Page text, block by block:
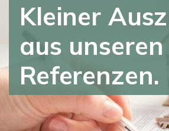
Kleiner
aus unseren
Referenzen.